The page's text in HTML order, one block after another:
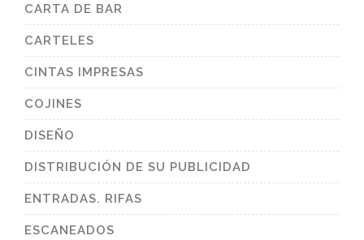
CARTA DE BAR
CARTELES
CINTAS IMPRESAS
COJINES
DISEÑO
DISTRIBUCIÓN DE SU PUBLICIDAD
ENTRADAS. RIFAS
ESCANEADOS